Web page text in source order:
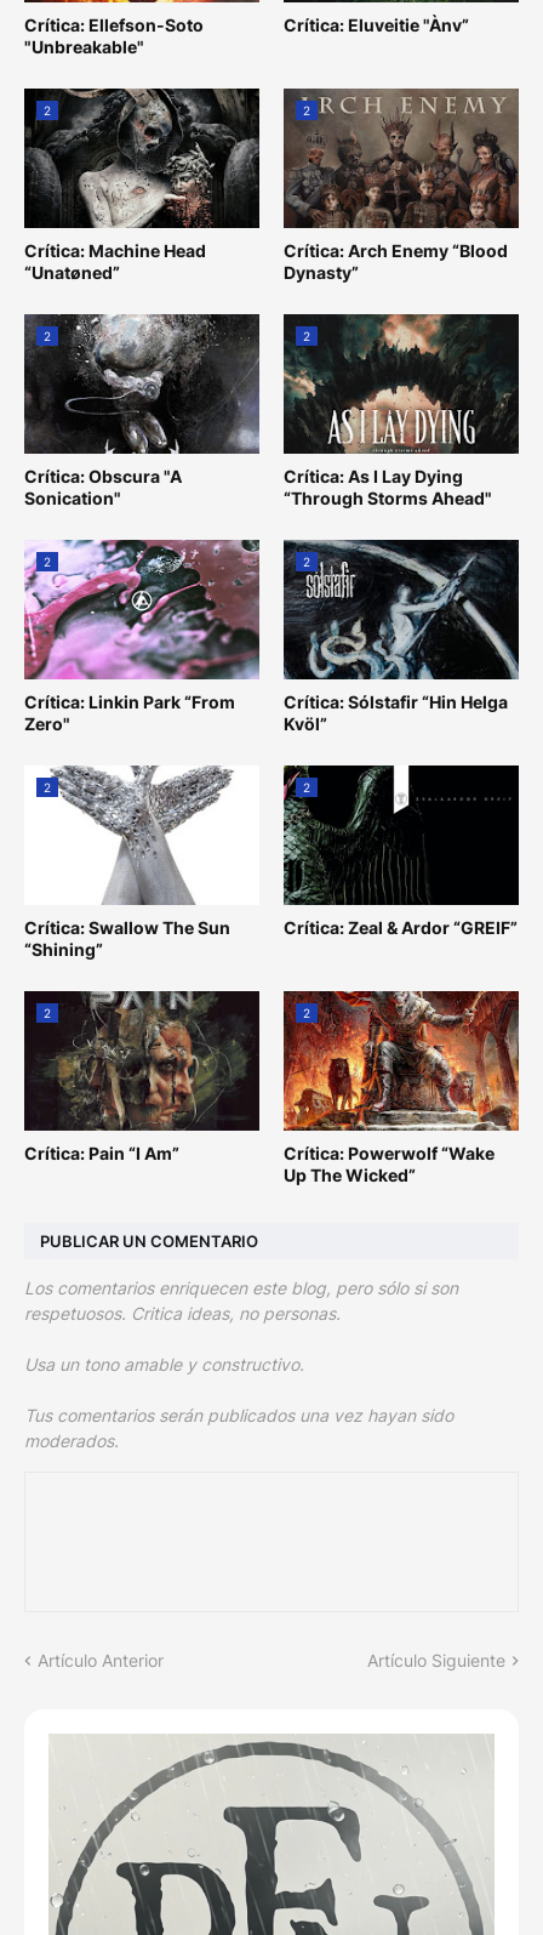
Crítica: Ellefson-Soto
"Unbreakable"
Crítica: Eluveitie "Ànv”
2
Crítica: Machine Head
“Unatøned”
2
Crítica: Arch Enemy “Blood
Dynasty”
2
Crítica: Obscura "A
Sonication"
2
Crítica: As I Lay Dying
“Through Storms Ahead"
2
Crítica: Linkin Park “From
Zero"
2
Crítica: Sólstafir “Hin Helga
Kvöl”
2
Crítica: Swallow The Sun
“Shining”
2
Crítica: Zeal & Ardor “GREIF”
2
Crítica: Pain “I Am”
2
Crítica: Powerwolf “Wake
Up The Wicked”
PUBLICAR UN COMENTARIO
Los comentarios enriquecen este blog, pero sólo si son
respetuosos. Critica ideas, no personas.
Usa un tono amable y constructivo.
Tus comentarios serán publicados una vez hayan sido
moderados.
Artículo Anterior Artículo Siguiente